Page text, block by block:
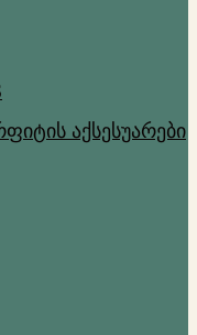
აქსესუარები